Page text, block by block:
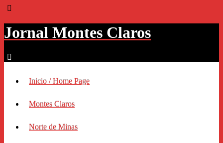
Jornal Montes Claros
Inicio / Home Page
Montes Claros
Norte de Minas